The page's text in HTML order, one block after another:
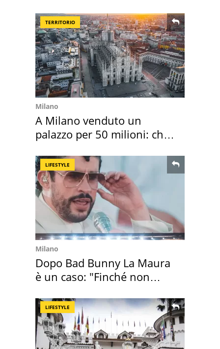
TERRITORIO
Milano
A Milano venduto un
palazzo per 50 milioni: chi
LIFESTYLE
Milano
Dopo Bad Bunny La Maura
è un caso: "Finché non
LIFESTYLE